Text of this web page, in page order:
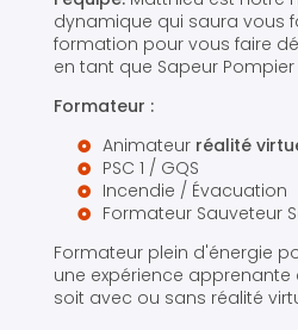
dynamique qui saura vous
formation pour vous faire
en tant que Sapeur
Formateur :
Animateur réalité
PSC 1 / GQS
Incendie / Évacuation
Formateur Sauveteur
Formateur plein d'énergie
une expérience
soit avec ou sans réalité